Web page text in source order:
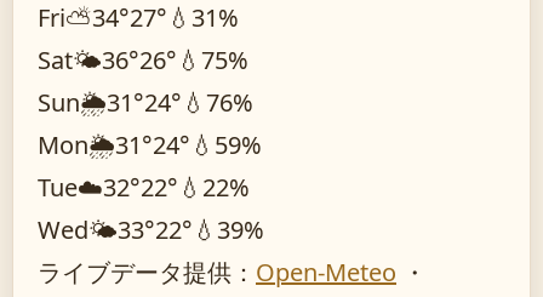
Fri⛅34°27° 💧31%
Sat🌤️36°26° 💧75%
Sun🌦️31°24° 💧76%
Mon🌦️31°24° 💧59%
Tue☁️32°22° 💧22%
Wed🌤️33°22° 💧39%
ライブデータ提供： Open-Meteo ・